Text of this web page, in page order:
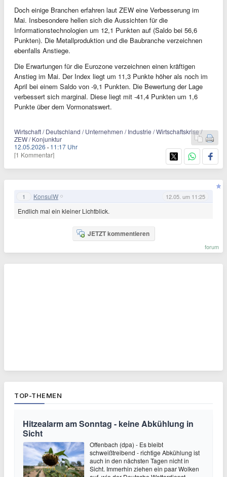
Doch einige Branchen erfahren laut ZEW eine Verbesserung im
Mai. Insbesondere hellen sich die Aussichten für die
Informationstechnologien um 12,1 Punkten auf (Saldo bei 56,6
Punkten). Die Metallproduktion und die Baubranche verzeichnen
ebenfalls Anstiege.
Die Erwartungen für die Eurozone verzeichnen einen kräftigen
Anstieg im Mai. Der Index liegt um 11,3 Punkte höher als noch im
April bei einem Saldo von -9,1 Punkten. Die Bewertung der Lage
verbessert sich marginal. Diese liegt mit -41,4 Punkten um 1,6
Punkte über dem Vormonatswert.
Wirtschaft / Deutschland / Unternehmen / Industrie / Wirtschaftskrise /
ZEW / Konjunktur
12.05.2026 · 11:17 Uhr
[1 Kommentar]
1 KonsulW 12.05. um 11:25
Endlich mal ein kleiner Lichtblick.
JETZT kommentieren
forum
TOP-THEMEN
Hitzealarm am Sonntag - keine Abkühlung in
Sicht
Offenbach (dpa) - Es bleibt
schweißtreibend - richtige Abkühlung ist
auch in den nächsten Tagen nicht in
Sicht. Immerhin ziehen ein paar Wolken